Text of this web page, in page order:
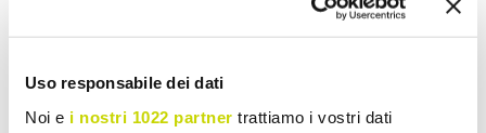
Uso responsabile dei dati
Noi e i nostri 1022 partner trattiamo i vostri dati